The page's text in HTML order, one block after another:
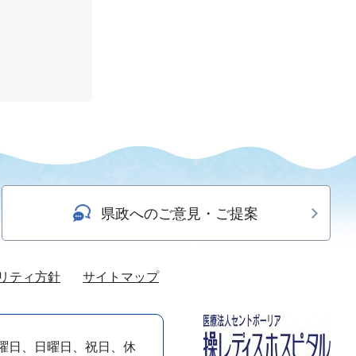
県政へのご意見・ご提案
ティ方針 サイトマップ
日、日曜日、祝日、休